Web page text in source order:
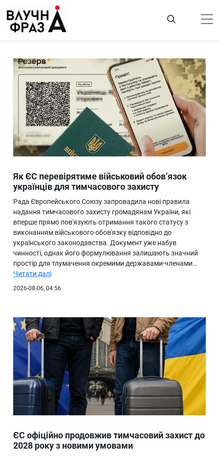
содержимому
Гроші
Життя
Лайфстайл
ТехноНаука
Людина
Ukraine
Про нас
Як ЄС перевірятиме військовий обов’язок
українців для тимчасового захисту
Рада Європейського Союзу запровадила нові правила
надання тимчасового захисту громадянам України, які
вперше прямо пов'язують отримання такого статусу з
виконанням військового обов'язку відповідно до
українського законодавства. Документ уже набув
чинності, однак його формулювання залишають значний
простір для тлумачення окремими державами-членами…
Читати далі
2026-08-06, 04:56
ЄС офіційно продовжив тимчасовий захист до
2028 року з новими умовами